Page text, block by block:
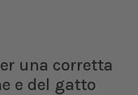
una corretta
e del gatto